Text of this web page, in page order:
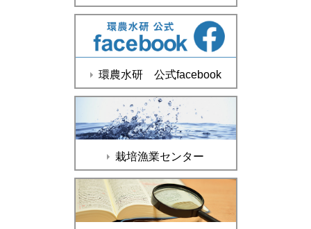
環農水研 公式facebook
栽培漁業センター